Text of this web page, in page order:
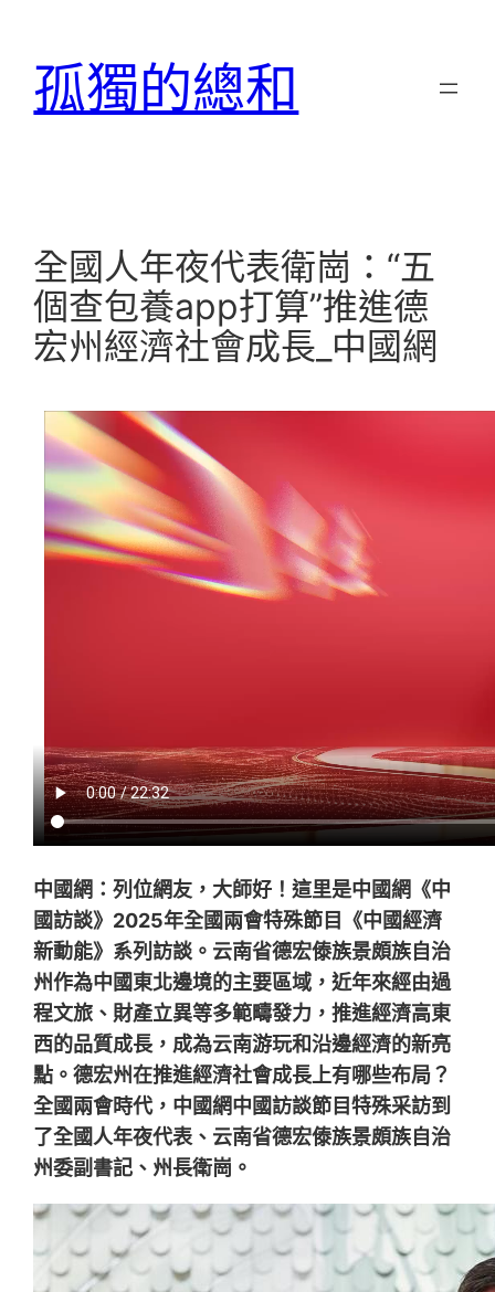
孤獨的總和
全國人年夜代表衛崗：“五
個查包養app打算”推進德
宏州經濟社會成長_中國網
中國網：列位網友，大師好！這里是中國網《中
國訪談》2025年全國兩會特殊節目《中國經濟
新動能》系列訪談。云南省德宏傣族景頗族自治
州作為中國東北邊境的主要區域，近年來經由過
程文旅、財產立異等多範疇發力，推進經濟高東
西的品質成長，成為云南游玩和沿邊經濟的新亮
點。德宏州在推進經濟社會成長上有哪些布局？
全國兩會時代，中國網中國訪談節目特殊采訪到
了全國人年夜代表、云南省德宏傣族景頗族自治
州委副書記、州長衛崗。